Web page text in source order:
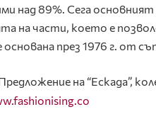
над 89%. Сега
на части, което е
основана през 1976 г. от
на “Ескада”,